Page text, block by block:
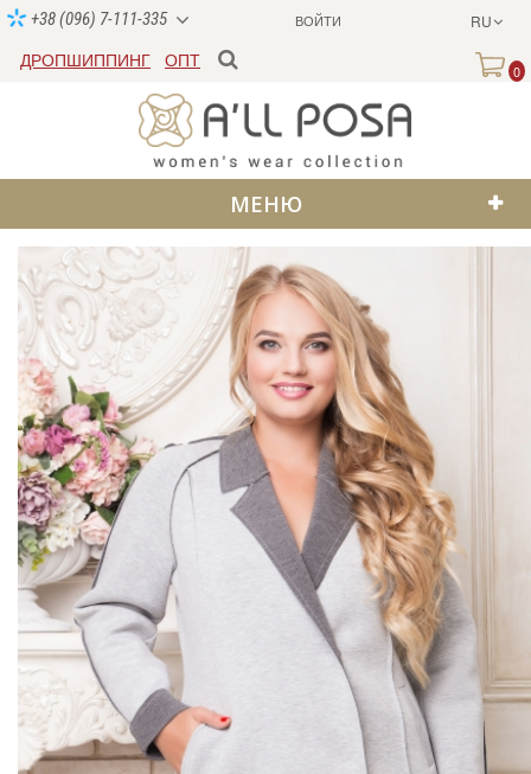
ВОЙТИ RU
+38 (096) 7-111-335
ДРОПШИППИНГ ОПТ
0
МЕНЮ